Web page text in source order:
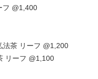
@1,400
法茶 リーフ @1,200
リーフ @1,100